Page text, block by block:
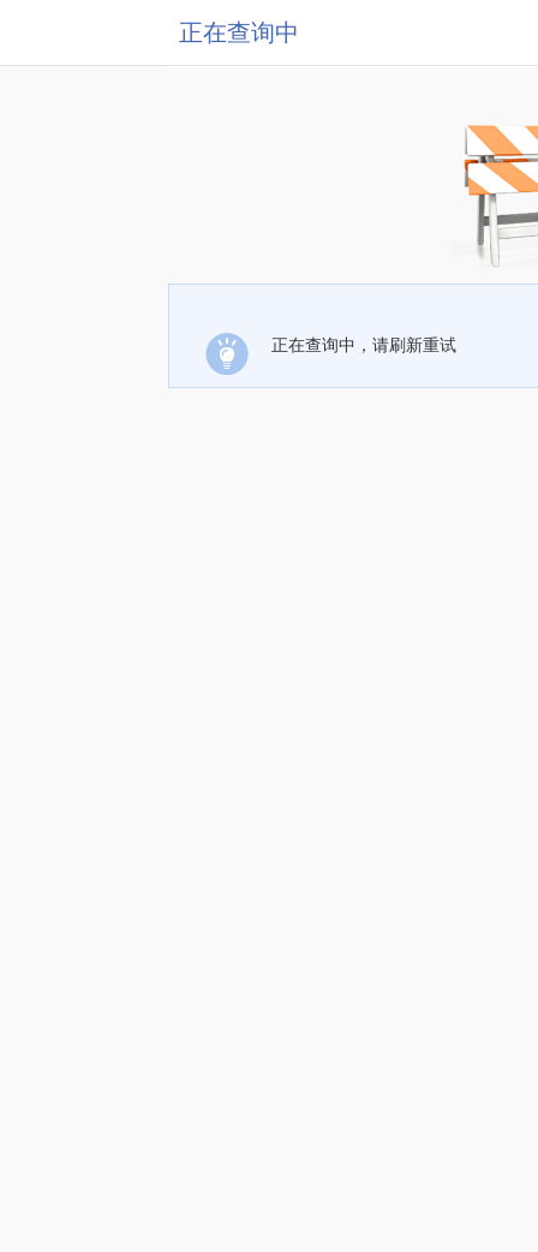
正在查询中
正在查询中，请刷新重试